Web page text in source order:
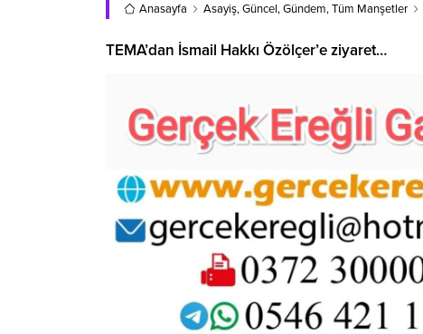
Anasayfa Asayiş,Güncel,Gündem,Tüm Manşetler
TEMA’dan İsmail Hakkı Özölçer’e ziyaret…